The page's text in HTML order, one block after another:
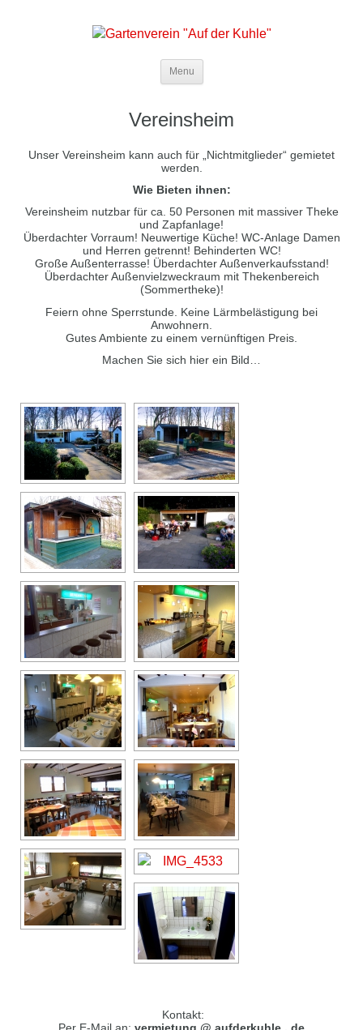
Menu
Vereinsheim
Unser Vereinsheim kann auch für „Nichtmitglieder“ gemietet
werden.
Wie Bieten ihnen:
Vereinsheim nutzbar für ca. 50 Personen mit massiver Theke
und Zapfanlage!
Überdachter Vorraum! Neuwertige Küche! WC-Anlage Damen
und Herren getrennt! Behinderten WC!
Große Außenterrasse! Überdachter Außenverkaufsstand!
Überdachter Außenvielzweckraum mit Thekenbereich
(Sommertheke)!
Feiern ohne Sperrstunde. Keine Lärmbelästigung bei
Anwohnern.
Gutes Ambiente zu einem vernünftigen Preis.
Machen Sie sich hier ein Bild…
Kontakt: